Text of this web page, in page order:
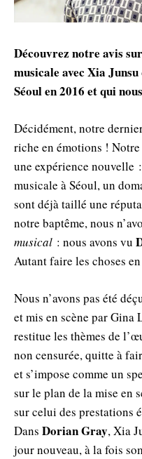
Découvrez notre avis
musicale avec Xia
Séoul en 2016 et qui
Décidément, notre
riche en émotions !
une expérience nouvelle
musicale à Séoul, un
sont déjà taillé une
notre baptême, nous
musical : nous avons vu
Autant faire les choses
Nous n’avons pas été
et mis en scène par Gina
restitue les thèmes de
non censurée, quitte à
et s’impose comme un
sur le plan de la mise en
sur celui des prestations
Dans Dorian Gray, Xia
jour nouveau, à la fois